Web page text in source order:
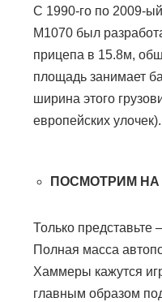
С 1990-го по 2009-
М1070 был
прицепа в 15.8м,
площадь занимает
ширина этого
европейских улочек).
ПОСМОТРИМ
Только
Полная масса
Хаммеры кажутся
главным образом